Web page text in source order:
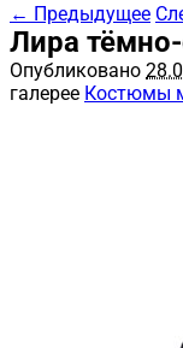
← Предыдущее
Лира
Опубликовано
галерее Костюмы